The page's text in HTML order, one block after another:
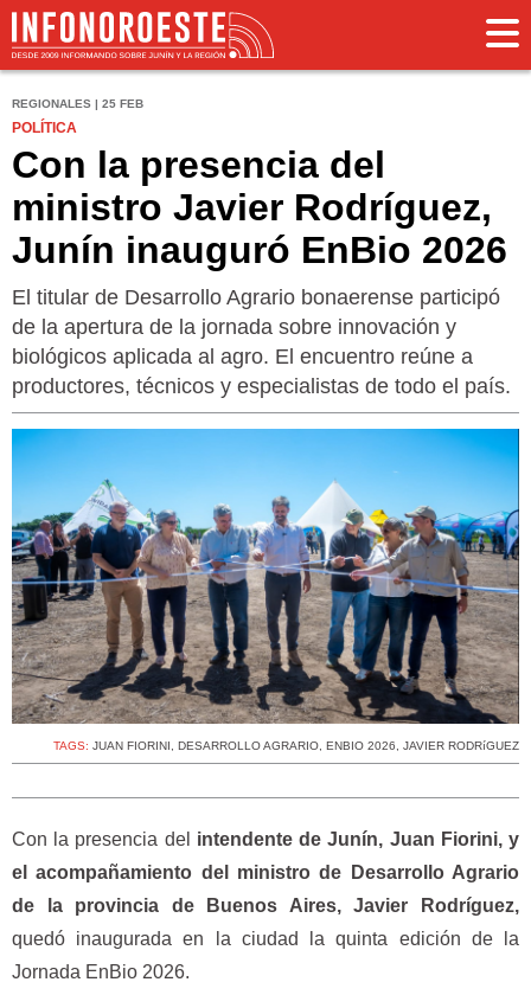
REGIONALES | 25 FEB
POLÍTICA
Con la presencia del
ministro Javier Rodríguez,
Junín inauguró EnBio 2026
El titular de Desarrollo Agrario bonaerense participó
de la apertura de la jornada sobre innovación y
biológicos aplicada al agro. El encuentro reúne a
productores, técnicos y especialistas de todo el país.
TAGS: JUAN FIORINI , DESARROLLO AGRARIO, ENBIO 2026, JAVIER RODRíGUEZ
Con la presencia del intendente de Junín, Juan Fiorini, y
el acompañamiento del ministro de Desarrollo Agrario
de la provincia de Buenos Aires, Javier Rodríguez,
quedó inaugurada en la ciudad la quinta edición de la
Jornada EnBio 2026.